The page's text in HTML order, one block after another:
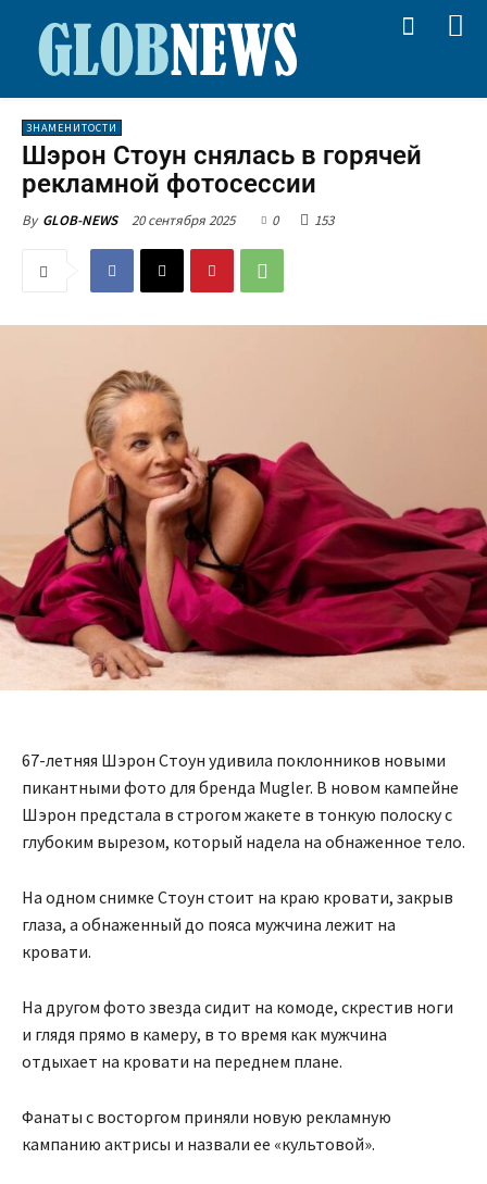
ЗНАМЕНИТОСТИ
Шэрон Стоун снялась в горячей
рекламной фотосессии
By GLOB-NEWS 20 сентября 2025 0 153
67-летняя Шэрон Стоун удивила поклонников новыми
пикантными фото для бренда Mugler. В новом кампейне
Шэрон предстала в строгом жакете в тонкую полоску с
глубоким вырезом, который надела на обнаженное тело.
На одном снимке Стоун стоит на краю кровати, закрыв
глаза, а обнаженный до пояса мужчина лежит на
кровати.
На другом фото звезда сидит на комоде, скрестив ноги
и глядя прямо в камеру, в то время как мужчина
отдыхает на кровати на переднем плане.
Фанаты с восторгом приняли новую рекламную
кампанию актрисы и назвали ее «культовой».